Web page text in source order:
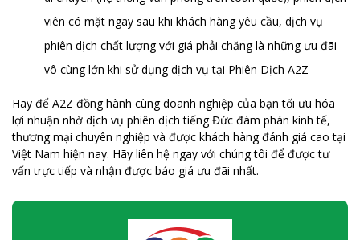
viên có mặt ngay sau khi khách hàng yêu cầu, dịch vụ
phiên dịch chất lượng với giá phải chăng là những ưu đãi
vô cùng lớn khi sử dụng dịch vụ tại Phiên Dịch A2Z
Hãy để A2Z đồng hành cùng doanh nghiệp của bạn tối ưu hóa
lợi nhuận nhờ dịch vụ phiên dịch tiếng Đức đàm phán kinh tế,
thương mại chuyên nghiệp và được khách hàng đánh giá cao tại
Việt Nam hiện nay. Hãy liên hệ ngay với chúng tôi để được tư
vấn trực tiếp và nhận được báo giá ưu đãi nhất.